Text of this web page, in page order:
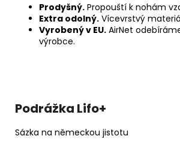
Prodyšný. Propouští k nohám
Extra odolný. Vícevrstvý
Vyrobený v EU. AirNet
výrobce.
Podrážka Lifo+
Sázka na německou jistotu